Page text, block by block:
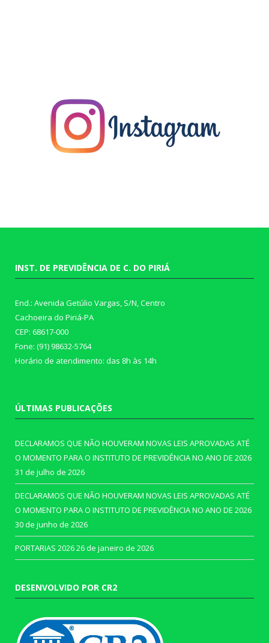
INST. DE PREVIDÊNCIA DE C. DO PIRIÁ
End.: Avenida Getúlio Vargas, S/N, Centro
Cachoeira do Piriá-PA
CEP: 68617-000
Fone: (91) 98632-5764
Horário de atendimento: das 8h às 14h
ÚLTIMAS PUBLICAÇÕES
DECLARAMOS QUE NÃO HOUVERAM NOVAS LEIS APROVADAS ATÉ
O MOMENTO PARA O INSTITUTO DE PREVIDÊNCIA NO ANO DE 2026
31 de julho de 2026
DECLARAMOS QUE NÃO HOUVERAM NOVAS LEIS APROVADAS ATÉ
O MOMENTO PARA O INSTITUTO DE PREVIDÊNCIA NO ANO DE 2026
30 de junho de 2026
PORTARIAS 202626 de janeiro de 2026
DESENVOLVIDO POR CR2